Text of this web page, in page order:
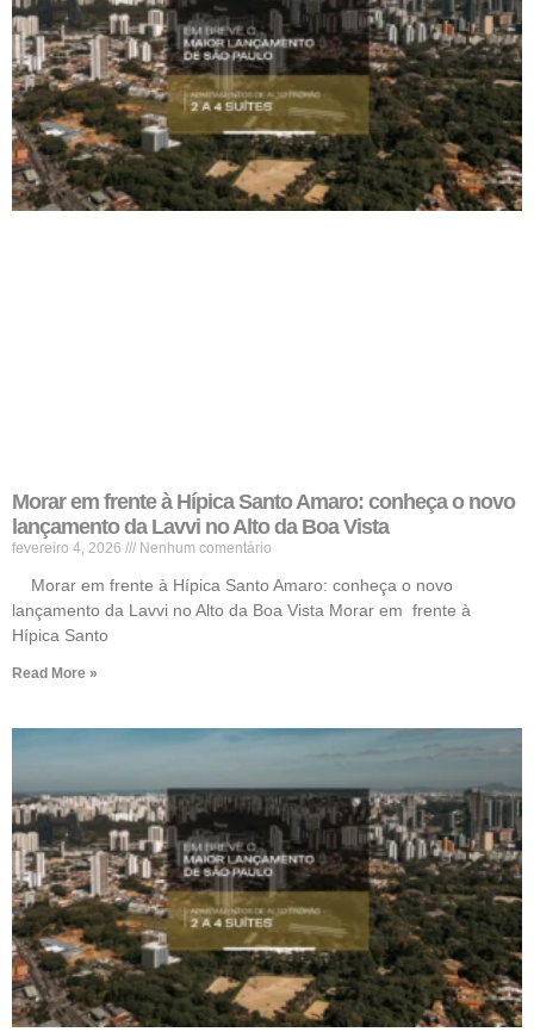
Morar em frente à Hípica Santo Amaro: conheça o novo
lançamento da Lavvi no Alto da Boa Vista
fevereiro 4, 2026 Nenhum comentário
Morar em frente à Hípica Santo Amaro: conheça o novo
lançamento da Lavvi no Alto da Boa Vista Morar em frente à
Hípica Santo
Read More »